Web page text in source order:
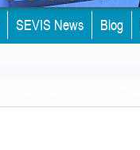
SEVIS News Blog